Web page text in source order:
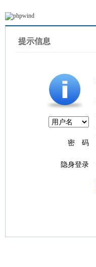
提示信息
密 码
隐身登录